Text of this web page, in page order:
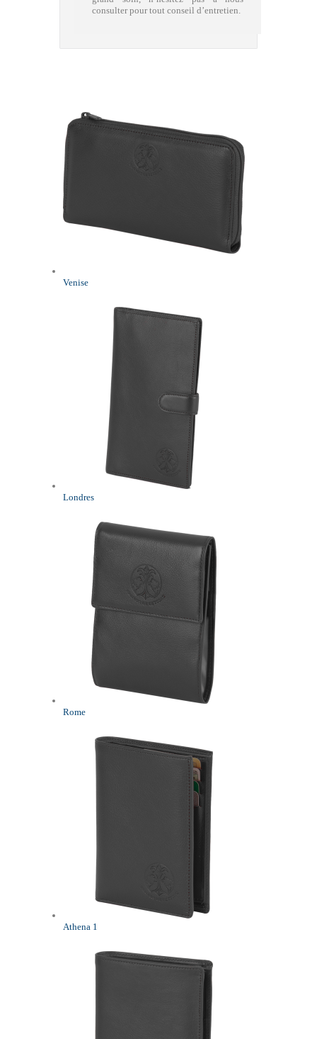
consulter pour tout conseil d’entretien.
Venise
Londres
Rome
Athena 1